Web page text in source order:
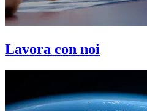
Lavora con noi